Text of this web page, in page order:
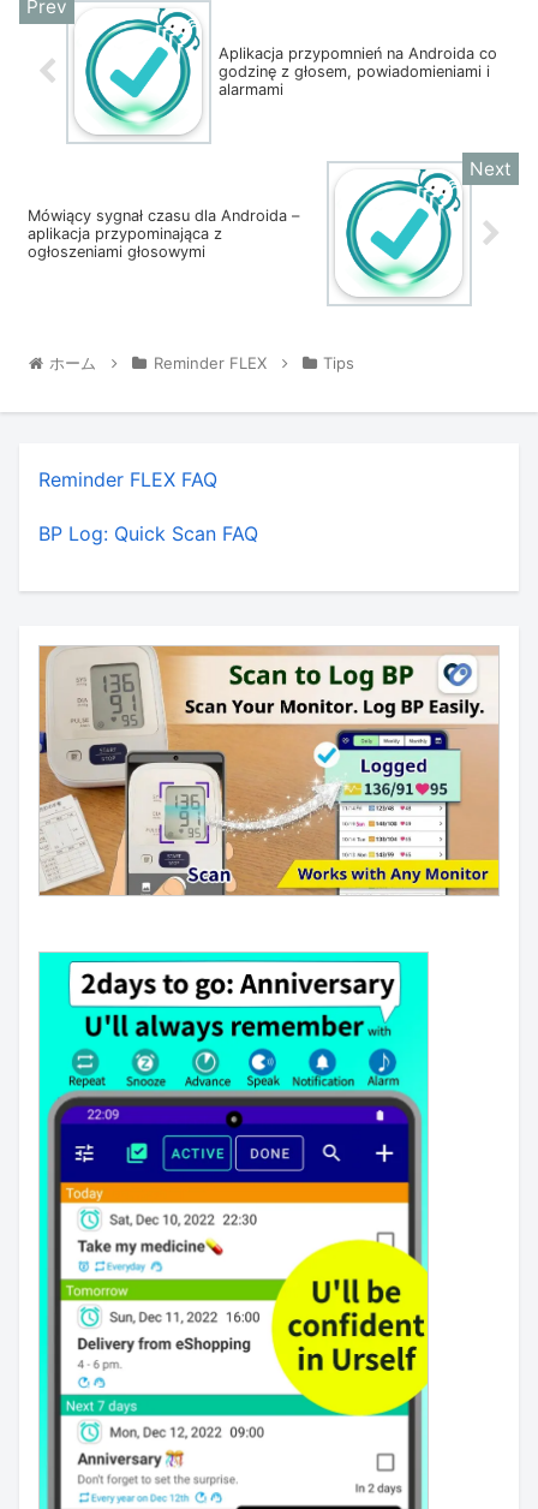
Aplikacja przypomnień na Androida co
godzinę z głosem, powiadomieniami i
alarmami
Mówiący sygnał czasu dla Androida –
aplikacja przypominająca z
ogłoszeniami głosowymi
ホーム Reminder FLEX Tips
Reminder FLEX FAQ
BP Log: Quick Scan FAQ